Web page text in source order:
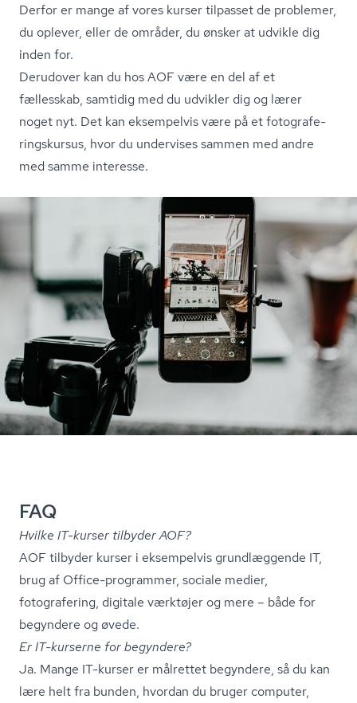
Derfor er mange af vores kurser tilpasset de problemer,
du oplever, eller de områder, du ønsker at udvikle dig
inden for.
Derudover kan du hos AOF være en del af et
fællesskab, samtidig med du udvikler dig og lærer
noget nyt. Det kan eksempelvis være på et fo­to­gra­fe­
rings­kur­sus, hvor du undervises sammen med andre
med samme interesse.
FAQ
Hvilke IT-kurser tilbyder AOF?
AOF tilbyder kurser i eksempelvis grundlæggende IT,
brug af Office-programmer, sociale medier,
fotografering, digitale værktøjer og mere – både for
begyndere og øvede.
Er IT-kurserne for begyndere?
Ja. Mange IT-kurser er målrettet begyndere, så du kan
lære helt fra bunden, hvordan du bruger computer,